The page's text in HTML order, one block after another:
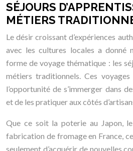
SÉJOURS
MÉTIERS
Le désir croissant d’expériences
avec les cultures locales a donné
forme de voyage thématique : les
métiers traditionnels. Ces
l’opportunité de s’immerger dans
et de les pratiquer aux côtés
Que ce soit la poterie au Japon,
fabrication de fromage en France,
seulement d’acquérir de nouvelles